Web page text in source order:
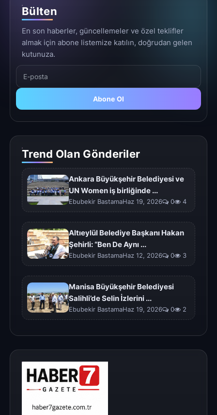
Bülten
En son haberler, güncellemeler ve özel teklifler
almak için abone listemize katılın, doğrudan gelen
kutunuza.
Abone Ol
Trend Olan Gönderiler
Ankara Büyükşehir Belediyesi ve
UN Women iş birliğinde ...
Ebubekir BastamaHaz 19, 2026 0 4
Altıeylül Belediye Başkanı Hakan
Şehirli: “Ben De Aynı ...
Ebubekir BastamaHaz 12, 2026 0 3
Manisa Büyükşehir Belediyesi
Salihli’de Selin İzlerini ...
Ebubekir BastamaHaz 19, 2026 0 2